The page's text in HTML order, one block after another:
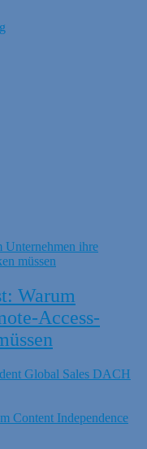
Warum
Access-
Global Sales DACH